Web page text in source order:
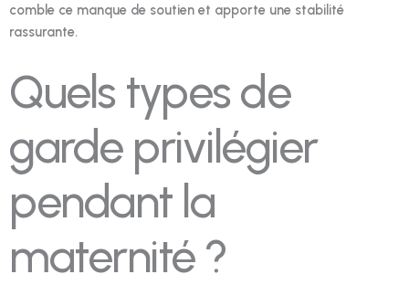
comble ce manque de soutien et apporte une stabilité
rassurante.
Quels types de
garde privilégier
pendant la
maternité ?